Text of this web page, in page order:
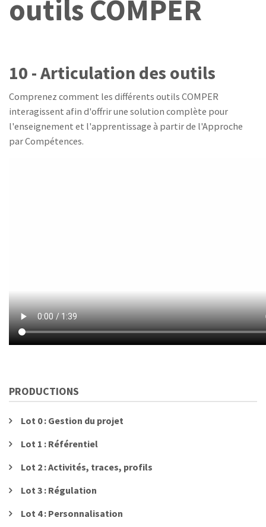
outils COMPER
10 - Articulation des outils
Comprenez comment les différents outils COMPER
interagissent afin d'offrir une solution complète pour
l'enseignement et l'apprentissage à partir de l'Approche
par Compétences.
PRODUCTIONS
Lot 0 : Gestion du projet
Lot 1 : Référentiel
Lot 2 : Activités, traces, profils
Lot 3 : Régulation
Lot 4 : Personnalisation